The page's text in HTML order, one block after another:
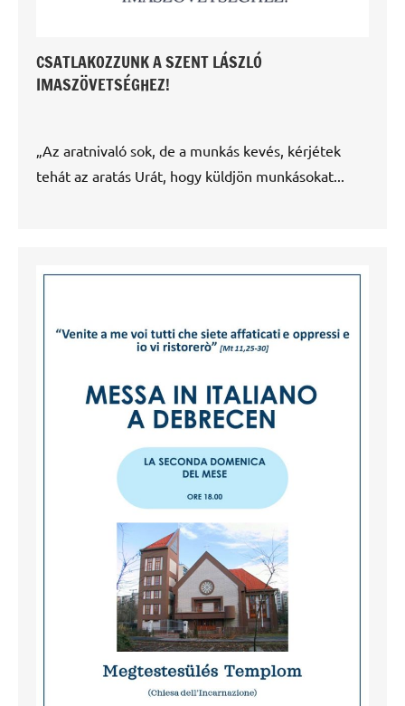
CSATLAKOZZUNK A SZENT LÁSZLÓ
IMASZÖVETSÉGHEZ!
„Az aratnivaló sok, de a munkás kevés, kérjétek
tehát az aratás Urát, hogy küldjön munkásokat...